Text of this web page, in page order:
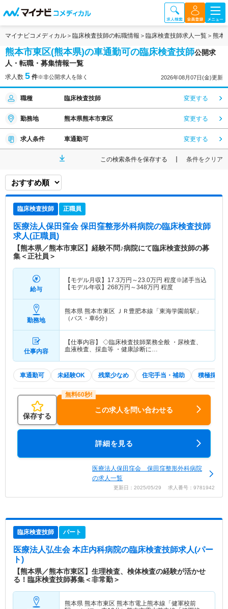
マイナビコメディカル 臨床検査技師の転職情報 臨床検査技師求人一覧 熊本
熊本市東区(熊本県)の車通勤可の臨床検査技師公開求
人・転職・募集情報一覧
求人数 5 件※非公開求人を除く 2026年08月07日(金)更新
職種 臨床検査技師 変更する
勤務地 熊本県熊本市東区 変更する
求人条件 車通勤可 変更する
この検索条件を保存する 条件をクリア
臨床検査技師 正職員
医療法人保田窪会 保田窪整形外科病院の臨床検査技師
求人(正職員)
【熊本県／熊本市東区】経験不問♪病院にて臨床検査技師の募
集＜正社員＞
給与
【モデル月収】 17.3万円～23.0万円 程度※諸手当込
【モデル年収】 268万円～348万円 程度
勤務地
熊本県 熊本市東区 ＪＲ豊肥本線「東海学園前駅」
（バス・車6分）
仕事内容
【仕事内容】 ◇臨床検査技師業務全般 ・尿検査、
血液検査、採血等 ・健康診断に…
車通勤可 未経験OK 残業少なめ 住宅手当・補助 積極採用中
保存する
この求人を問い合わせる
詳細を見る
医療法人保田窪会 保田窪整形外科病院
の求人一覧
更新日：2025/05/29 求人番号：9781942
臨床検査技師 パート
医療法人弘生会 本庄内科病院の臨床検査技師求人(パー
ト)
【熊本県／熊本市東区】生理検査、検体検査の経験が活かせ
る！臨床検査技師募集＜非常勤＞
熊本県 熊本市東区 熊本市電上熊本線「健軍校前